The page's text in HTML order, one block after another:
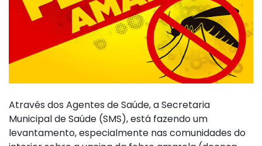
Através dos Agentes de Saúde, a Secretaria
Municipal de Saúde (SMS), está fazendo um
levantamento, especialmente nas comunidades do